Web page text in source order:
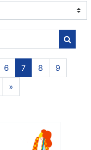
6 7(текущая)
8
9
»Следующая